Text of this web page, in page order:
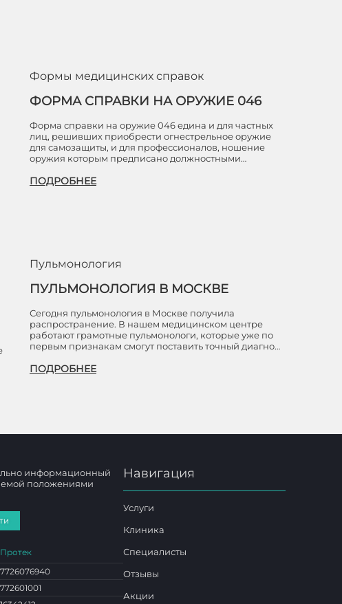
Формы медицинских справок
ФОРМА СПРАВКИ НА ОРУЖИЕ 046
Форма справки на оружие 046 едина и для частных
лиц, решивших приобрести огнестрельное оружие
для самозащиты, и для профессионалов, ношение
оружия которым предписано должностными…
ПОДРОБНЕЕ
Пульмонология
ПУЛЬМОНОЛОГИЯ В МОСКВЕ
Сегодня пульмонология в Москве получила
распространение. В нашем медицинском центре
работают грамотные пульмонологи, которые уже по
первым признакам смогут поставить точный диагно…
ПОДРОБНЕЕ
информационный
положениями
Протек
7726076940
772601001
Навигация
Услуги
Клиника
Специалисты
Отзывы
Акции